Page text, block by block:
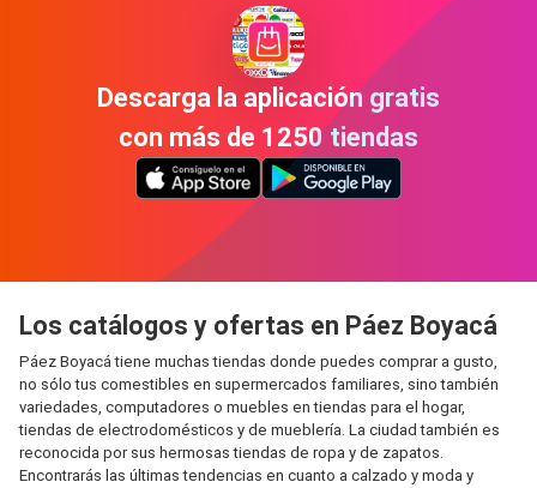
Descarga la aplicación gratis
con más de 1250 tiendas
Los catálogos y ofertas en Páez Boyacá
Páez Boyacá tiene muchas tiendas donde puedes comprar a gusto,
no sólo tus comestibles en supermercados familiares, sino también
variedades, computadores o muebles en tiendas para el hogar,
tiendas de electrodomésticos y de mueblería. La ciudad también es
reconocida por sus hermosas tiendas de ropa y de zapatos.
Encontrarás las últimas tendencias en cuanto a calzado y moda y